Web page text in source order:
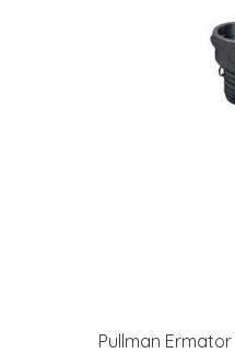
Pullman